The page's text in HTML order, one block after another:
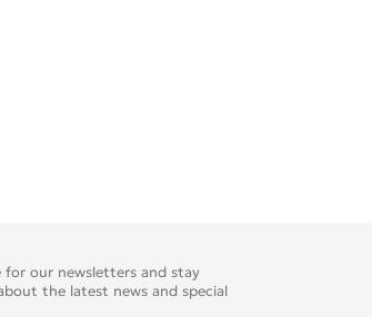
for our newsletters and stay
the latest news and special